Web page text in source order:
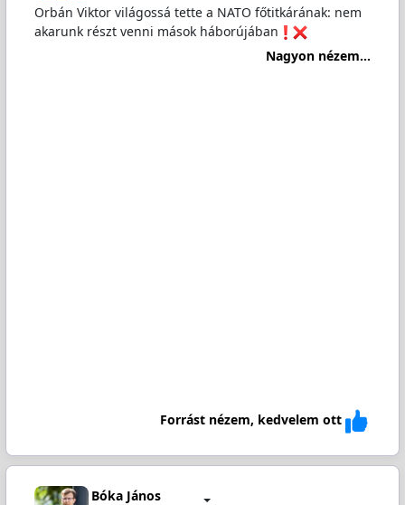
Orbán Viktor világossá tette a NATO főtitkárának: nem
akarunk részt venni mások háborújában
Nagyon nézem...
Forrást nézem, kedvelem ott
Bóka János